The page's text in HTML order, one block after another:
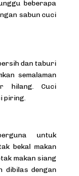
beberapa
sabun cuci
dan taburi
semalaman
hilang. Cuci
piring.
untuk
bekal makan
makan siang
dibilas dengan